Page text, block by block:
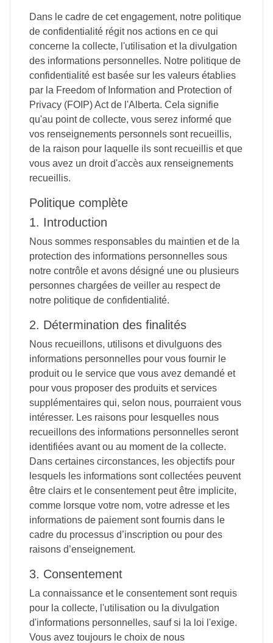
Dans le cadre de cet engagement, notre politique
de confidentialité régit nos actions en ce qui
concerne la collecte, l'utilisation et la divulgation
des informations personnelles. Notre politique de
confidentialité est basée sur les valeurs établies
par la Freedom of Information and Protection of
Privacy (FOIP) Act de l'Alberta. Cela signifie
qu'au point de collecte, vous serez informé que
vos renseignements personnels sont recueillis,
de la raison pour laquelle ils sont recueillis et que
vous avez un droit d'accès aux renseignements
recueillis.
Politique complète
1. Introduction
Nous sommes responsables du maintien et de la
protection des informations personnelles sous
notre contrôle et avons désigné une ou plusieurs
personnes chargées de veiller au respect de
notre politique de confidentialité.
2. Détermination des finalités
Nous recueillons, utilisons et divulguons des
informations personnelles pour vous fournir le
produit ou le service que vous avez demandé et
pour vous proposer des produits et services
supplémentaires qui, selon nous, pourraient vous
intéresser. Les raisons pour lesquelles nous
recueillons des informations personnelles seront
identifiées avant ou au moment de la collecte.
Dans certaines circonstances, les objectifs pour
lesquels les informations sont collectées peuvent
être clairs et le consentement peut être implicite,
comme lorsque votre nom, votre adresse et les
informations de paiement sont fournis dans le
cadre du processus d’inscription ou pour des
raisons d’enseignement.
3. Consentement
La connaissance et le consentement sont requis
pour la collecte, l'utilisation ou la divulgation
d'informations personnelles, sauf si la loi l'exige.
Vous avez toujours le choix de nous